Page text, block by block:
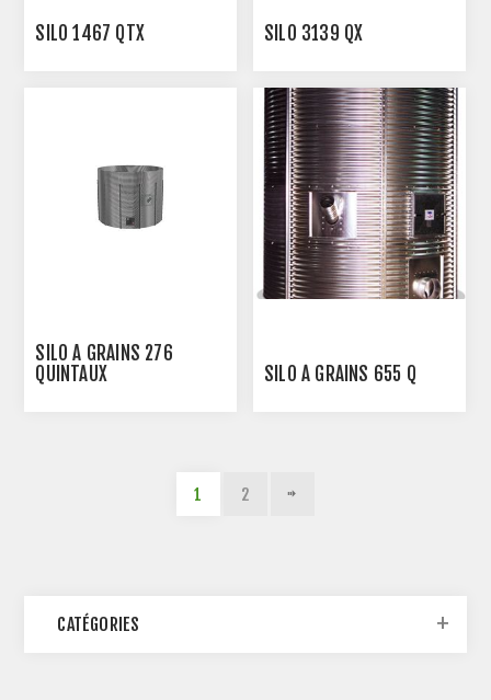
SILO 1467 QTX SILO 3139 QX
SILO A GRAINS 276
QUINTAUX
SILO À GRAINS 655 Q
1 2
CATÉGORIES